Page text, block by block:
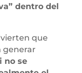
dentro del
que
generar
no se